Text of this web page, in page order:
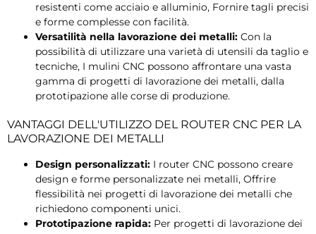
resistenti come acciaio e alluminio, Fornire tagli precisi
e forme complesse con facilità.
Versatilità nella lavorazione dei metalli: Con la
possibilità di utilizzare una varietà di utensili da taglio e
tecniche, I mulini CNC possono affrontare una vasta
gamma di progetti di lavorazione dei metalli, dalla
prototipazione alle corse di produzione.
VANTAGGI DELL'UTILIZZO DEL ROUTER CNC PER LA
LAVORAZIONE DEI METALLI
Design personalizzati: I router CNC possono creare
design e forme personalizzate nei metalli, Offrire
flessibilità nei progetti di lavorazione dei metalli che
richiedono componenti unici.
Prototipazione rapida: Per progetti di lavorazione dei